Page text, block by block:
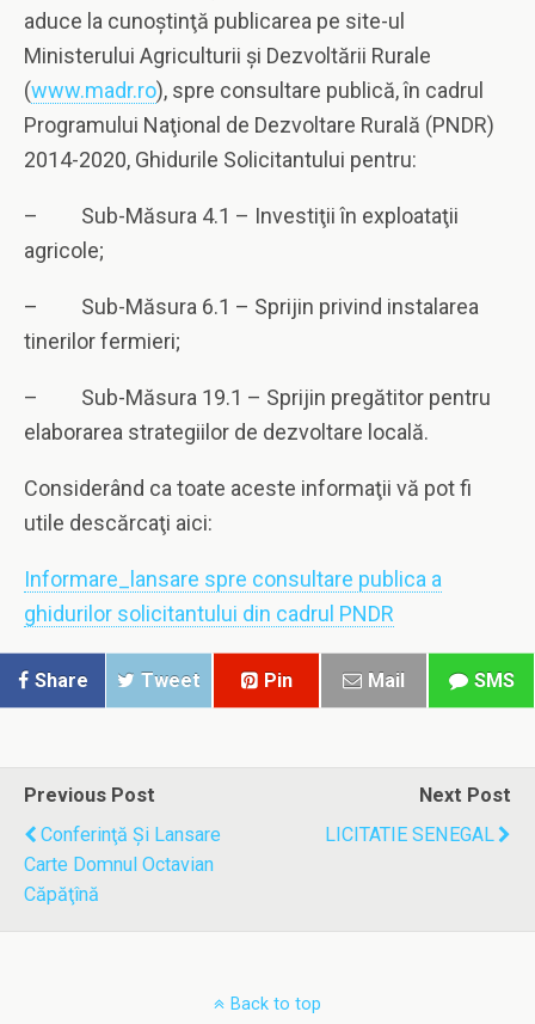
aduce la cunoştinţă publicarea pe site-ul
Ministerului Agriculturii şi Dezvoltării Rurale
(www.madr.ro), spre consultare publică, în cadrul
Programului Naţional de Dezvoltare Rurală (PNDR)
2014-2020, Ghidurile Solicitantului pentru:
– Sub-Măsura 4.1 – Investiţii în exploataţii
agricole;
– Sub-Măsura 6.1 – Sprijin privind instalarea
tinerilor fermieri;
– Sub-Măsura 19.1 – Sprijin pregătitor pentru
elaborarea strategiilor de dezvoltare locală.
Considerând ca toate aceste informaţii vă pot fi
utile descărcaţi aici:
Informare_lansare spre consultare publica a
ghidurilor solicitantului din cadrul PNDR
Share Tweet Pin Mail SMS
Previous Post
Conferinţă Şi Lansare
Carte Domnul Octavian
Căpăţînă
Next Post
LICITATIE SENEGAL
Back to top